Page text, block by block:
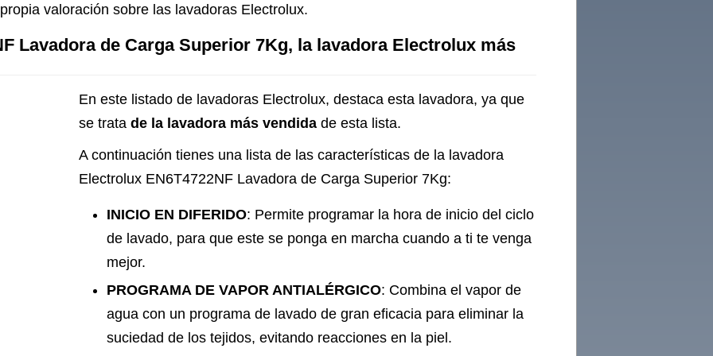
valoración sobre las lavadoras Electrolux.
Lavadora de Carga Superior 7Kg, la lavadora Electrolux más
En este listado de lavadoras Electrolux, destaca esta lavadora, ya que
se trata de la lavadora más vendida de esta lista.
A continuación tienes una lista de las características de la lavadora
Electrolux EN6T4722NF Lavadora de Carga Superior 7Kg:
INICIO EN DIFERIDO: Permite programar la hora de inicio del ciclo
de lavado, para que este se ponga en marcha cuando a ti te venga
mejor.
PROGRAMA DE VAPOR ANTIALÉRGICO: Combina el vapor de
agua con un programa de lavado de gran eficacia para eliminar la
suciedad de los tejidos, evitando reacciones en la piel.